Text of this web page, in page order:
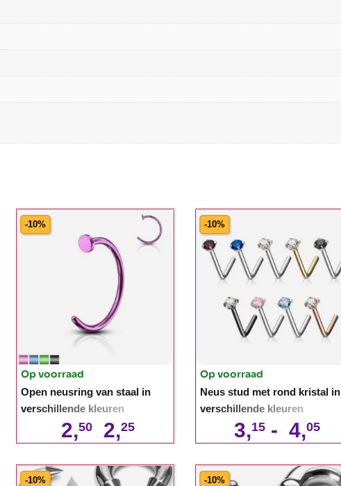
-10%
Op voorraad
Open neusring van staal in
verschillende kleuren
2,50 2,25
-10%
Op voorraad
Neus stud met rond kristal in
verschillende kleuren
3,15 - 4,05
-10% -10%